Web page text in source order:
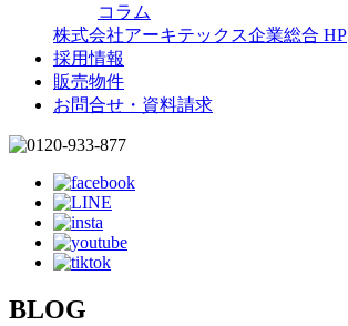
コラム
株式会社アーキテックス企業総合 HP
採用情報
販売物件
お問合せ・資料請求
BLOG